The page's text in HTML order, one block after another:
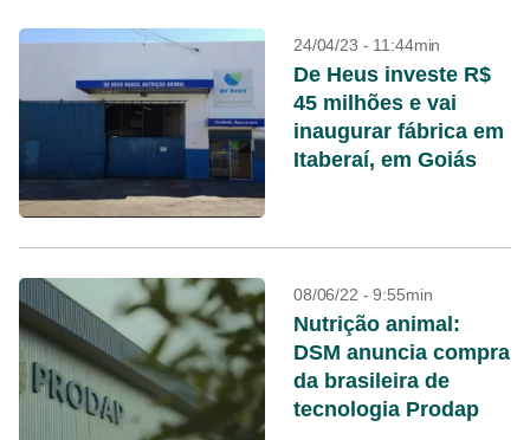
24/04/23 - 11:44min
De Heus investe R$
45 milhões e vai
inaugurar fábrica em
Itaberaí, em Goiás
08/06/22 - 9:55min
Nutrição animal:
DSM anuncia compra
da brasileira de
tecnologia Prodap